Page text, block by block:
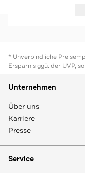
* Unverbindliche
Ersparnis ggü. der UVP,
Unternehmen
Über uns
Karriere
Presse
Service